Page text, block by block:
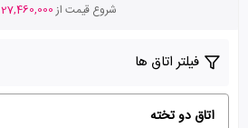
شروع قیمت از27,460,000 تومان
فیلتر اتاق ها
اتاق دو تخته